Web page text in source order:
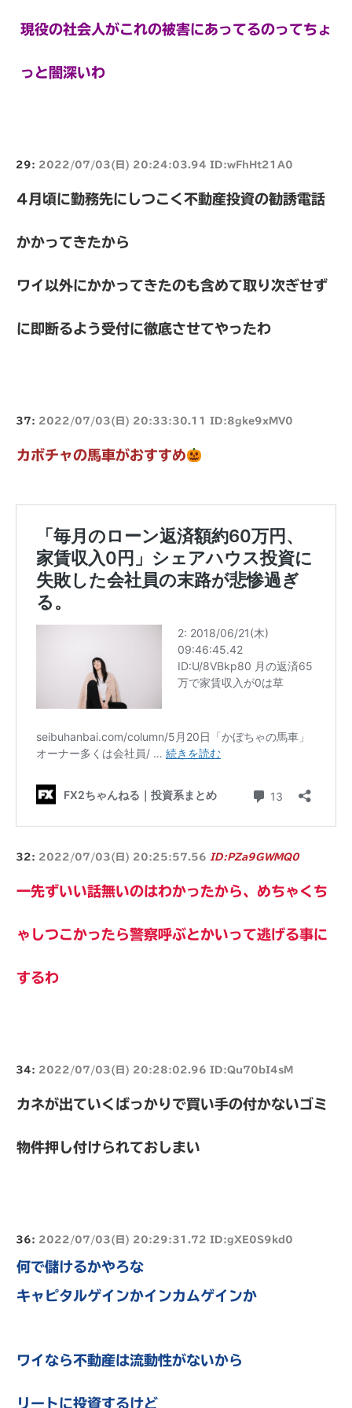
現役の社会人がこれの被害にあってるのってちょ
っと闇深いわ
29: 2022/07/03(日) 20:24:03.94 ID:wFhHt21A0
4月頃に勤務先にしつこく不動産投資の勧誘電話
かかってきたから
ワイ以外にかかってきたのも含めて取り次ぎせず
に即断るよう受付に徹底させてやったわ
37: 2022/07/03(日) 20:33:30.11 ID:8gke9xMV0
カボチャの馬車がおすすめ
32: 2022/07/03(日) 20:25:57.56 ID:PZa9GWMQ0
一先ずいい話無いのはわかったから、めちゃくち
ゃしつこかったら警察呼ぶとかいって逃げる事に
するわ
34: 2022/07/03(日) 20:28:02.96 ID:Qu70bI4sM
カネが出ていくばっかりで買い手の付かないゴミ
物件押し付けられておしまい
36: 2022/07/03(日) 20:29:31.72 ID:gXE0S9kd0
何で儲けるかやろな
キャピタルゲインかインカムゲインか
ワイなら不動産は流動性がないから
リートに投資するけど